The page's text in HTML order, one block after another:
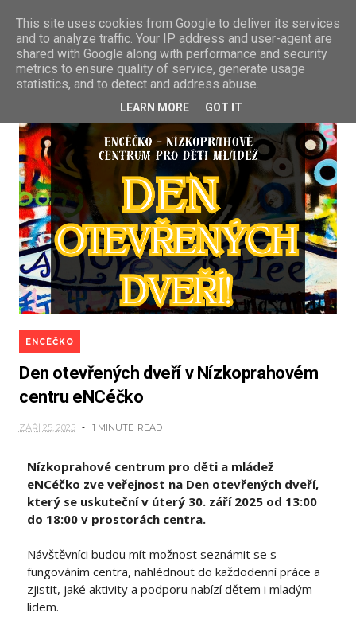
ENCÉČKO
Den otevřených dveří v Nízkoprahovém
centru eNCéčko
ZÁŘÍ 25, 2025 1 MINUTE READ
Nízkoprahové centrum pro děti a mládež
eNCéčko zve veřejnost na Den otevřených dveří,
který se uskuteční v úterý 30. září 2025 od 13:00
do 18:00 v prostorách centra.
Návštěvníci budou mít možnost seznámit se s
fungováním centra, nahlédnout do každodenní práce a
zjistit, jaké aktivity a podporu nabízí dětem i mladým
lidem.
This site uses cookies from Google to deliver its services
and to analyze traffic. Your IP address and user-agent are
shared with Google along with performance and security
metrics to ensure quality of service, generate usage
statistics, and to detect and address abuse.
LEARN MORE GOT IT